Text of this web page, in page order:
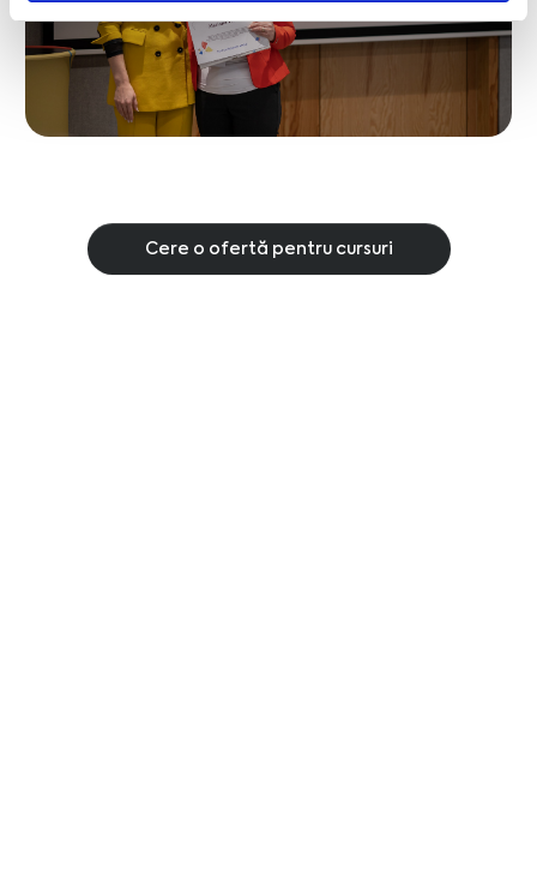
Cere o ofertă pentru cursuri